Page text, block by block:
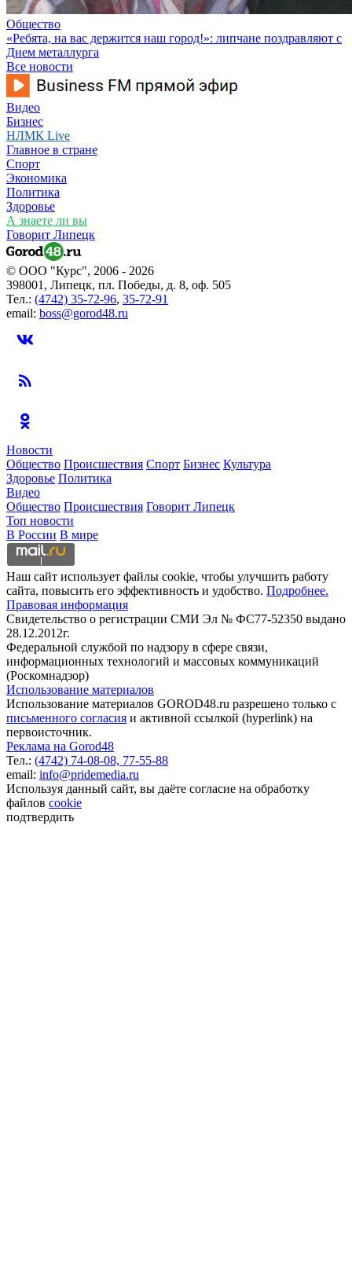
Общество
«Ребята, на вас держится наш город!»: липчане поздравляют с
Днем металлурга
Все новости
Видео
Бизнес
НЛМК Live
Главное в стране
Спорт
Экономика
Политика
Здоровье
А знаете ли вы
Говорит Липецк
© ООО "Курс", 2006 - 2026
398001, Липецк, пл. Победы, д. 8, оф. 505
Тел.: (4742) 35-72-96, 35-72-91
email: boss@gorod48.ru
Новости
Общество Происшествия Спорт Бизнес Культура
Здоровье Политика
Видео
Общество Происшествия Говорит Липецк
Топ новости
В России В мире
Наш сайт использует файлы cookie, чтобы улучшить работу
сайта, повысить его эффективность и удобство. Подробнее.
Правовая информация
Свидетельство о регистрации СМИ Эл № ФС77-52350 выдано
28.12.2012г.
Федеральной службой по надзору в сфере связи,
информационных технологий и массовых коммуникаций
(Роскомнадзор)
Использование материалов
Использование материалов GOROD48.ru разрешено только с
письменного согласия и активной ссылкой (hyperlink) на
первоисточник.
Реклама на Gorod48
Тел.: (4742) 74-08-08, 77-55-88
email: info@pridemedia.ru
Используя данный сайт, вы даёте согласие на обработку
файлов cookie
подтвердить